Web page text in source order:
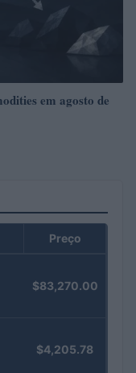
em agosto de
Preço
$83,270.00
$4,205.78